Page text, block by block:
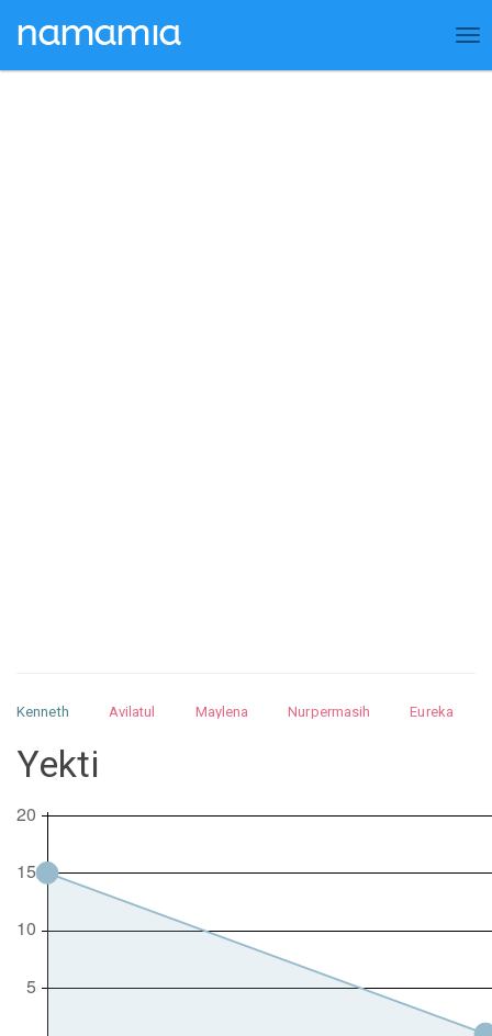
Kenneth Avilatul Maylena Nurpermasih
Eureka
Nurhilman
Yekti